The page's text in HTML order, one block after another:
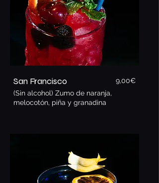
San Francisco
9,00€
(Sin alcohol) Zumo de naranja,
melocotón, piña y granadina